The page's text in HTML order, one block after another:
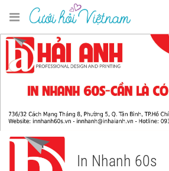
In Nhanh 60s